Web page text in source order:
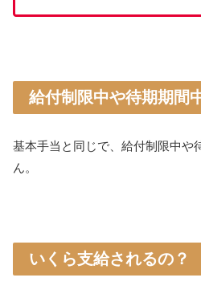
給付制限中や待期期間
基本手当と同じで、給付制限中や
ん。
いくら支給されるの？